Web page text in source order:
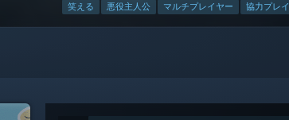
笑える 悪役主人公 マルチプレイヤー 協力プレイ